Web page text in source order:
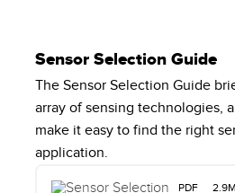
Sensor Selection Guide
The Sensor Selection Guide
array of sensing technologies,
make it easy to find the right
application.
PDF